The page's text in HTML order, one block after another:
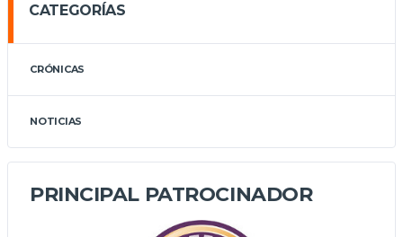
CATEGORÍAS
CRÓNICAS
NOTICIAS
PRINCIPAL PATROCINADOR